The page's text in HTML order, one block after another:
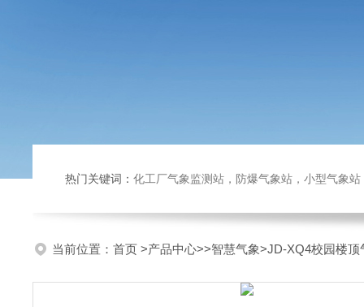
热门关键词： 化工厂气象监测站，防爆气象站，小型气象站，化
当前位置： 首页 >产品中心>>智慧气象>JD-XQ4校园楼顶